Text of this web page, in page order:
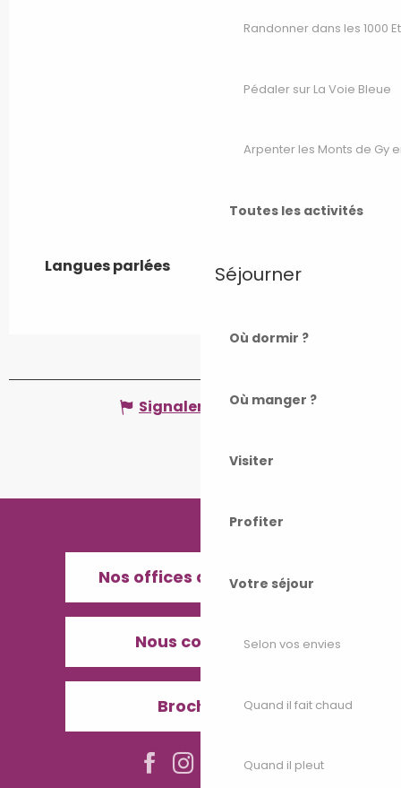
Randonner dans les 1000
Pédaler sur La Voie Bleue
Arpenter les Monts de Gy
Toutes les activités
Séjourner
Où dormir ?
Où manger ?
Visiter
Profiter
Votre séjour
Selon vos envies
Quand il fait chaud
Quand il pleut
Langues parlées
Langues parlées
Signaler une erreur
Nos offices de Tourisme
Nous contacter
Brochures